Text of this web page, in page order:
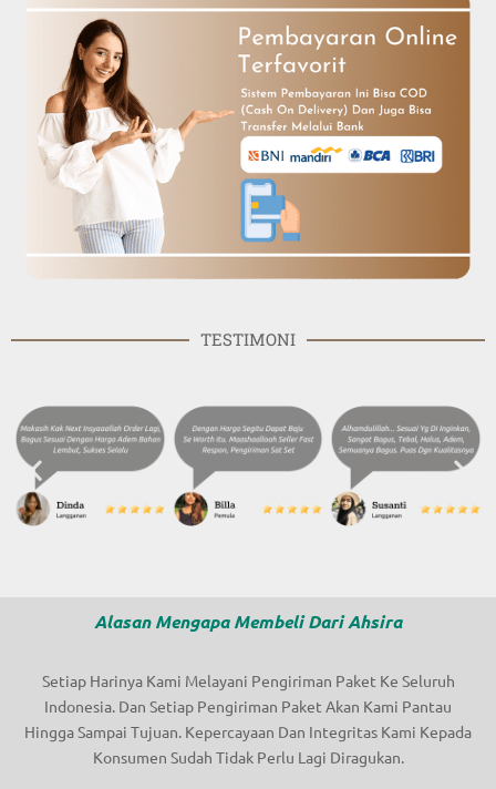
TESTIMONI
Alasan Mengapa Membeli Dari Ahsira
Setiap Harinya Kami Melayani Pengiriman Paket Ke Seluruh
Indonesia. Dan Setiap Pengiriman Paket Akan Kami Pantau
Hingga Sampai Tujuan. Kepercayaan Dan Integritas Kami Kepada
Konsumen Sudah Tidak Perlu Lagi Diragukan.